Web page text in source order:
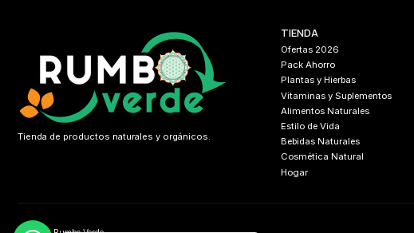
Tienda de productos naturales y orgánicos.
TIENDA
Ofertas 2026
Pack Ahorro
Plantas y Hierbas
Vitaminas y Suplementos
Alimentos Naturales
Estilo de Vida
Bebidas Naturales
Cosmética Natural
Hogar